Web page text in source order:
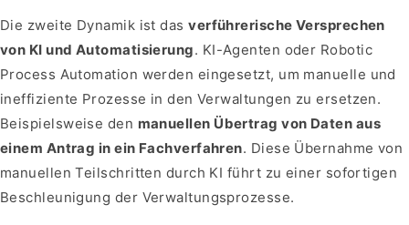
Die zweite Dynamik ist dasverführerische Versprechen
von KI und Automatisierung. KI-Agenten oder Robotic
Process Automation werden eingesetzt, um manuelle und
ineffiziente Prozesse in den Verwaltungen zu ersetzen.
Beispielsweise den manuellen Übertrag von Daten aus
einem Antrag in ein Fachverfahren. Diese Übernahme von
manuellen Teilschritten durch KI führt zu einer sofortigen
Beschleunigung der Verwaltungsprozesse.